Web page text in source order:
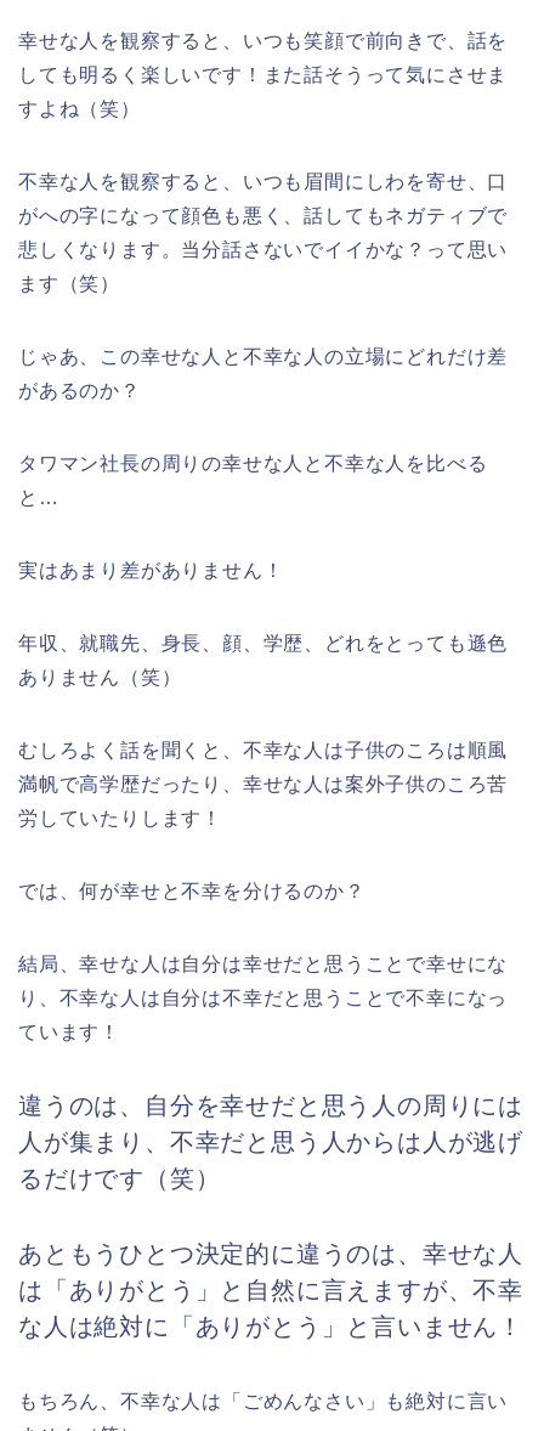
幸せな人を観察すると、いつも笑顔で前向きで、話を
しても明るく楽しいです！また話そうって気にさせま
すよね（笑）
不幸な人を観察すると、いつも眉間にしわを寄せ、口
がへの字になって顔色も悪く、話してもネガティブで
悲しくなります。当分話さないでイイかな？って思い
ます（笑）
じゃあ、この幸せな人と不幸な人の立場にどれだけ差
があるのか？
タワマン社長の周りの幸せな人と不幸な人を比べる
と…
実はあまり差がありません！
年収、就職先、身長、顔、学歴、どれをとっても遜色
ありません（笑）
むしろよく話を聞くと、不幸な人は子供のころは順風
満帆で高学歴だったり、幸せな人は案外子供のころ苦
労していたりします！
では、何が幸せと不幸を分けるのか？
結局、幸せな人は自分は幸せだと思うことで幸せにな
り、不幸な人は自分は不幸だと思うことで不幸になっ
ています！
違うのは、自分を幸せだと思う人の周りには
人が集まり、不幸だと思う人からは人が逃げ
るだけです（笑）
あともうひとつ決定的に違うのは、幸せな人
は「ありがとう」と自然に言えますが、不幸
な人は絶対に「ありがとう」と言いません！
もちろん、不幸な人は「ごめんなさい」も絶対に言い